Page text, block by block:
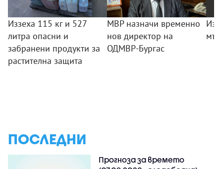
Иззеха 115 кг и 527
литра опасни и
забранени продукти за
растителна защита
МВР назначи временно
нов директор на
ОДМВР-Бургас
ПОСЛЕДНИ
Прогноза за времето